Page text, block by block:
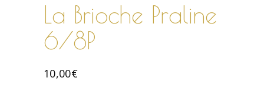
La Brioche Praline
6/8P
10,00€